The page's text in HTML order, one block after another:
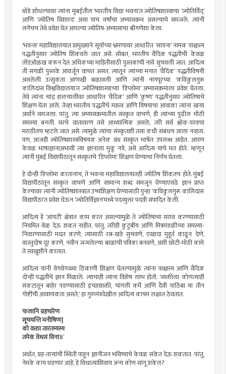
थोडे शोधल्यावर त्यांना मुंबईतील ‘भारतीय विद्या भवना’त ज्योतिषशास्त्राचा ‘ज्योतिर्विद्’
आणि ‘ज्योतिष विशारद’ असा पाच वर्षांचा अभ्यासक्रम असल्याचे समजले. त्यांनी
लगेचच तेथे प्रवेश घेत आपल्या ज्योतिष-अभ्यासाचा श्रीगणेशा केला.
‘भवन्स’ महाविद्यालयात प्रामुख्याने सूर्याच्या भ्रमणावर आधारित ‘सायना’ नामक पाश्चात्त्य
पद्धतीनुसार ज्योतिष शिकवले जात असे. सोबत, भारतीय वैदिक पद्धतीची केवळ
तोंडओळख करून देत अधिकच्या माहितीसाठी पुस्तकांची नावे सुचवली जात. आदित्य
ती सगळी पुस्तके आवर्जून वाचत असत. त्यातून त्यांच्या मनात ‘वैदिक’ पद्धतीविषयी
असलेली उत्सुकता आणखी बळावली आणि त्यांनी नागपूरच्या ‘कविकुलगुरू
कालिदास विश्वविद्यालया’त ज्योतिषशास्त्राच्या ‘डिप्लोमा’ अभ्यासक्रमाला प्रवेश घेतला.
तेथे त्यांना चांद्र हालचालींवर आधारित ‘वैदिक’ आणि ‘कृष्ण’ पद्धतीनुसार ज्योतिषाचे
शिक्षण घेता आले. तेव्हा भारतीय पद्धतीचे महत्त्व आणि विषयाचा आवाका त्यांना खर्‍या
अर्थाने समजला. परंतु, त्या अभ्यासक्रमातील संस्कृत वाचणे, ही त्यांच्या पुढील मोठी
समस्या बनली. घरचे वातावरण तसे आध्यात्मिक असले, तरी सर्व श्लोक-परवचा
मराठीतच म्हटले जात असे. त्यामुळे त्यांचा संस्कृतशी तसा कधी संबंधच आला नव्हता.
पण, आजही ज्योतिषशास्त्रविषयक अनेक ग्रंथ संस्कृत भाषेत उपलब्ध आहेत. आपण
केवळ भाषाज्ञानाअभावी त्या ज्ञानाला मुकू नये, असे आदित्य यांचे मत होते. म्हणून
त्यांनी मुंबई विद्यापीठातून संस्कृतचे ‘डिप्लोमा’ शिक्षण घेण्याचा निर्णय घेतला.
हे दोन्ही डिप्लोमा करतानाच, ते भवन्स महाविद्यालयातही ज्योतिष शिकतच होते. मुंबई
विद्यापीठातून संस्कृत वाचणे आणि सामान्य शब्द समजून घेण्याएवढे ज्ञान प्राप्त
केल्यावर त्यांनी ज्योतिषशास्त्रात उच्चशिक्षण घेण्यासाठी पुन्हा ‘कविकुलगुरू कालिदास
विद्यापीठा’त प्रवेश घेऊन ‘ज्योतिर्विज्ञान’मध्ये पदव्युत्तर पदवी संपादित केली.
आदित्य हे ‘आयटी’ क्षेत्रात काम करत असल्यामुळे ते ज्योतिषाचा सराव करण्यासाठी
नियमित वेळ देऊ शकत नाहीत. परंतु, तरीही कुटुंबीय आणि मित्रमंडळींच्या समस्या-
निवारणासाठी मदत करणे, त्यासाठी रत्न-खडे सुचवणे, एखादा मुहूर्त काढून देणे,
वास्तुदोष दूर करणे, नवीन जन्मलेल्या बाळांची पत्रिका बनवणे, अशी छोटी-मोठी कामे
ते स्वखुशीने करतात.
आदित्य यांनी वेगवेगळ्या ठिकाणी शिक्षण घेतल्यामुळे त्यांना पाश्चात्त्य आणि वैदिक
दोन्ही पद्धतींचे ज्ञान मिळाले. त्याचाही त्यांना विशेष लाभ होतो. ‘व्यक्तीला कोणत्याही
संकटातून बाहेर पडण्यासाठी इच्छाशक्ती, चांगली कर्मे आणि दैवी पाठिंबा या तीन
गोष्टींची आवश्यकता असते,’ हा गुरुमंत्रदेखील आदित्य कायम लक्षात ठेवतात.
फलानि ग्रहचारेण
सूचयन्ति मनीषिणः|
को वक्ता तारतम्यस्य
तमेकं वेधसं विना॥’
अर्थात, ग्रह-तार्‍यांची स्थिती पाहून ज्ञानीजन भविष्याचे केवळ संकेत देऊ शकतात. परंतु,
नेमके काय घडणार आहे, हे विधात्याशिवाय अन्य कोण सांगू शकेल?